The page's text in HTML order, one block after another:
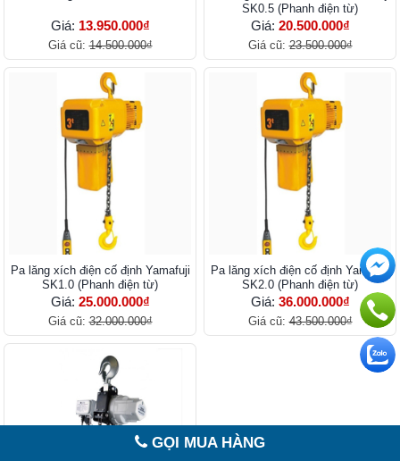
Giá: 13.950.000₫
Giá cũ:14.500.000₫
SK0.5 (Phanh điện từ)
Giá: 20.500.000₫
Giá cũ:23.500.000₫
Pa lăng xích điện cố định Yamafuji
SK1.0 (Phanh điện từ)
Giá: 25.000.000₫
Giá cũ:32.000.000₫
Pa lăng xích điện cố định Yamafuji
SK2.0 (Phanh điện từ)
Giá: 36.000.000₫
Giá cũ:43.500.000₫
GỌI MUA HÀNG